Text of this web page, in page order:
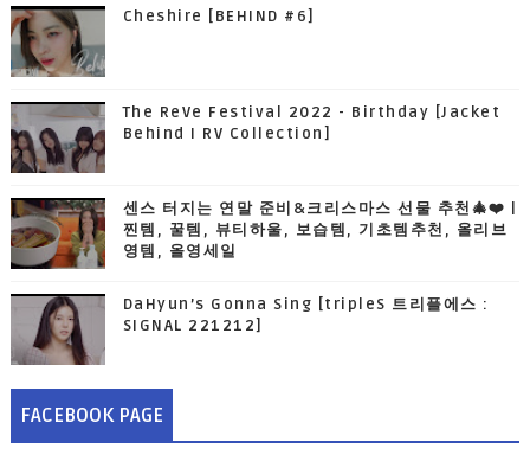
Cheshire [BEHIND #6]
The ReVe Festival 2022 - Birthday [Jacket
Behind I RV Collection]
센스 터지는 연말 준비&크리스마스 선물 추천🎄❤️ |
찐템, 꿀템, 뷰티하울, 보습템, 기초템추천, 올리브
영템, 올영세일
DaHyun’s Gonna Sing [tripleS 트리플에스 :
SIGNAL 221212]
FACEBOOK PAGE